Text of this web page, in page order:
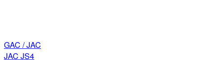
GAC / JAC
JAC JS4